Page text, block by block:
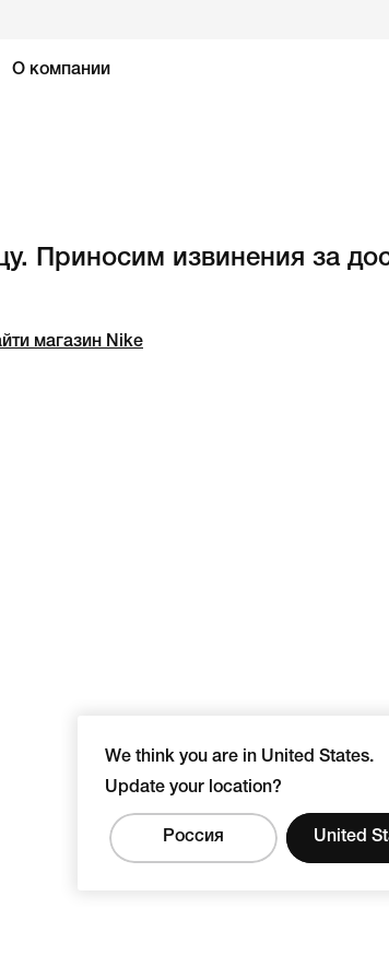
We think you are in United States.
Update your location?
Россия United
О компании
Приносим извинения за
магазин Nike